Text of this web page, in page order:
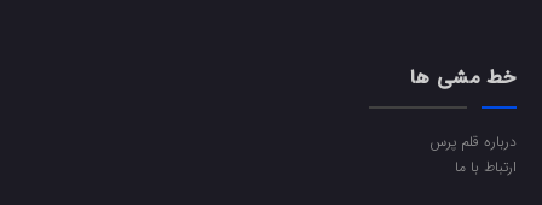
خط مشی ها
درباره قلم پرس
ارتباط با ما